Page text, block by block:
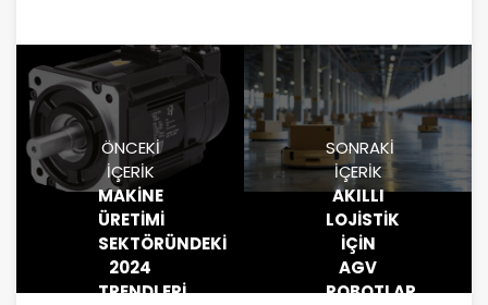
ÖNCEKI
İÇERIK
MAKINE
ÜRETIMI
SEKTÖRÜNDEKI
2024
TRENDLERI
SONRAKI
İÇERIK
AKILLI
LOJISTIK
İÇIN
AGV
ROBOTLAR